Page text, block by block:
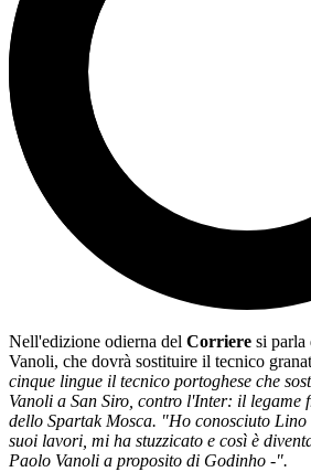
Nell'edizione odierna del Corriere si
Vanoli, che dovrà sostituire il tecnico
cinque lingue il tecnico portoghese che
Vanoli a San Siro, contro l'Inter: il legame
dello Spartak Mosca. "Ho conosciuto
suoi lavori, mi ha stuzzicato e così è
Paolo Vanoli a proposito di Godinho -".